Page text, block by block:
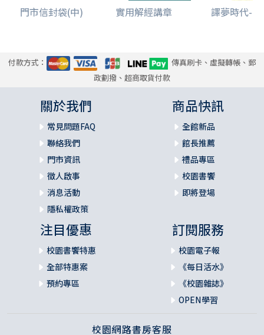
門市信封袋(中) 實用解經講章 譯夢時代--
付款方式：
傳真刷卡、虛擬轉帳、郵
政劃撥、超商取貨付款
關於我們
常見問題FAQ
聯絡我們
門市資訊
徵人啟事
消息活動
隱私權政策
商品快訊
全館新品
館長推薦
禮品專區
校園書饗
即將登場
注目優惠
校園書饗特惠
全部特惠案
預約專區
訂閱服務
校園電子報
《每日活水》
《校園雜誌》
OPEN學習
校園網路書房客服